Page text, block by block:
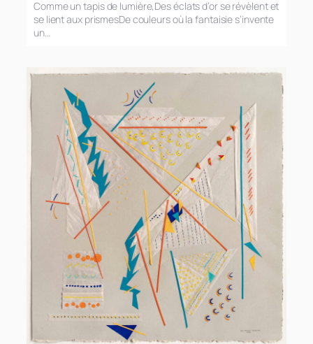
Comme un tapis de lumière,Des éclats d’or se révèlent et
se lient aux prismesDe couleurs où la fantaisie s’invente
un…